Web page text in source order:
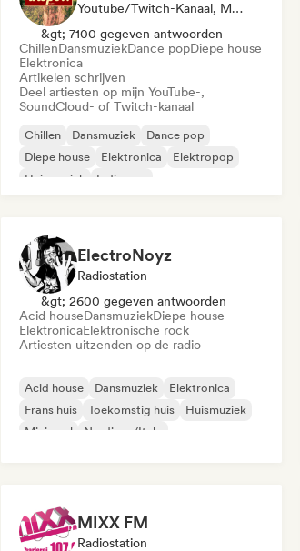
Youtube/Twitch-Kanaal, Media Outlet/Journalist
&gt; 7100 gegeven antwoorden
ChillenDansmuziekDance popDiepe house
Elektronica
Artikelen schrijven
Deel artiesten op mijn YouTube-,
SoundCloud- of Twitch-kanaal
Chillen Dansmuziek
Dance pop
Diepe house
Elektronica
Elektropop
Huismuziek
Indie pop
ElectroNoyz
Radiostation
&gt; 2600 gegeven antwoorden
Acid houseDansmuziekDiepe house
ElektronicaElektronische rock
Artiesten uitzenden op de radio
Acid house Dansmuziek
Elektronica
Frans huis
Toekomstig huis
Huismuziek
Minimaal
Nu-disco/Italo
MIXX FM
Radiostation